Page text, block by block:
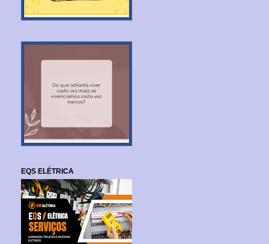
EQS ELÉTRICA